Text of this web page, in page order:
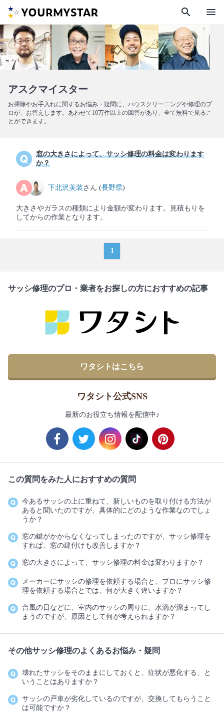
search menu
アスクマイスター
お掃除やお手入れに関するお悩み・疑問に、ハウスクリーニングや修理のプ
ロが、お答えします。あわせて10万件以上の回答があり、全て無料で見るこ
とができます。
窓の大きさによって、サッシ修理の料金は変わります
か？
下北沢美装 さん (長野県)
大きさやガラスの種類により金額が変わります。見積もりを
してからの作業となります。
1
サッシ修理のプロ・業者をお探しの方におすすめの記事
ワタシトはこちら
ワタシト公式SNS
最新のお役立ち情報を配信中♪
この質問をみた人におすすめの質問
今あるサッシの上に重ねて、新しいものを取り付ける方法が
あると聞いたのですが、具体的にどのような作業なのでしょ
うか？
窓の鍵がかからなくなってしまったのですが、サッシ修理を
すれば、窓の建付けも改善しますか？
窓の大きさによって、サッシ修理の料金は変わりますか？
メーカーにサッシの修理を依頼する場合と、プロにサッシ修
理を依頼する場合とでは、何が大きく違いますか？
台風の日などに、室内のサッシの周りに、水滴が溜まってし
まうのですが、原因として何が考えられますか？
その他サッシ修理のよくあるお悩み・疑問
壊れたサッシをそのままにしておくと、症状が悪化する、と
いうことはありますか？
サッシの戸車が劣化しているのですが、交換してもらうこと
は可能ですか？